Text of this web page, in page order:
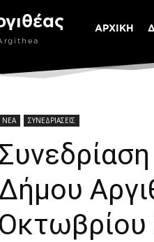
ΑΡΧΙΚΗ
ΝΕΑ ΣΥΝΕΔΡΙΑΣΕΙΣ
Οκτωβρίου